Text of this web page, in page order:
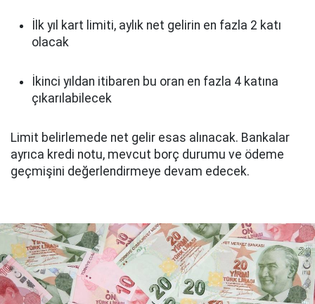
İlk yıl kart limiti, aylık net gelirin en fazla 2 katı
olacak
İkinci yıldan itibaren bu oran en fazla 4 katına
çıkarılabilecek
Limit belirlemede net gelir esas alınacak. Bankalar
ayrıca kredi notu, mevcut borç durumu ve ödeme
geçmişini değerlendirmeye devam edecek.